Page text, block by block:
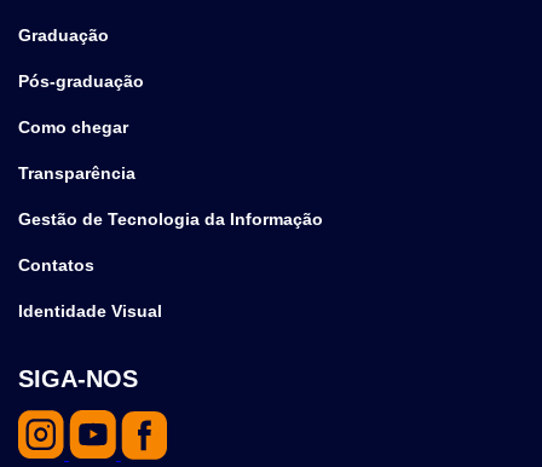
Graduação
Pós-graduação
Como chegar
Transparência
Gestão de Tecnologia da Informação
Contatos
Identidade Visual
SIGA-NOS